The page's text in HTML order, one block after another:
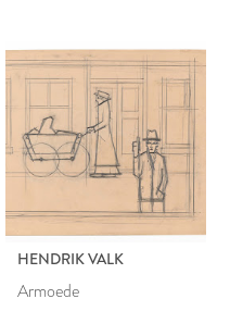
HENDRIK VALK
Armoede